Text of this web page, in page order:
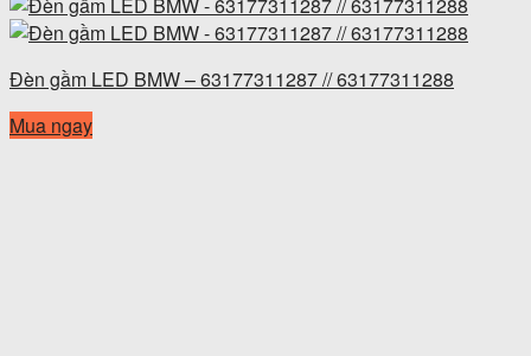
Đèn gầm LED BMW – 63177311287 // 63177311288
Mua ngay